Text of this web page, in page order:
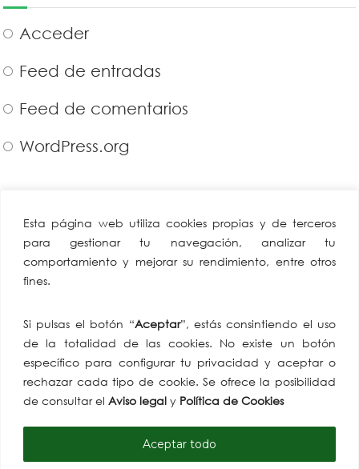
Esta página web utiliza cookies propias y de terceros
para gestionar tu navegación, analizar tu
comportamiento y mejorar su rendimiento, entre otros
fines.
Si pulsas el botón “Aceptar”, estás consintiendo el uso
de la totalidad de las cookies. No existe un botón
específico para configurar tu privacidad y aceptar o
rechazar cada tipo de cookie. Se ofrece la posibilidad
de consultar el Aviso legal y Política de Cookies
Aceptar todo
Acceder
Feed de entradas
Feed de comentarios
WordPress.org
Confederación
Andaluza Empresarios
Alimentación y
Sevilla
tlf: +34 954 86 91 07
email:
comunicacion@caea.es